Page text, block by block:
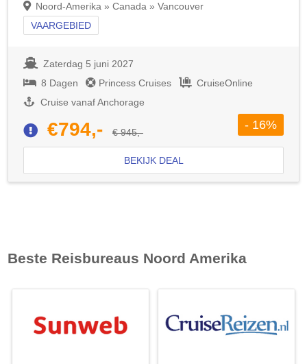
Noord-Amerika » Canada » Vancouver
VAARGEBIED
Zaterdag 5 juni 2027
8 Dagen
Princess Cruises
CruiseOnline
Cruise vanaf Anchorage
€794,- € 945,-
- 16%
BEKIJK DEAL
Beste Reisbureaus Noord Amerika